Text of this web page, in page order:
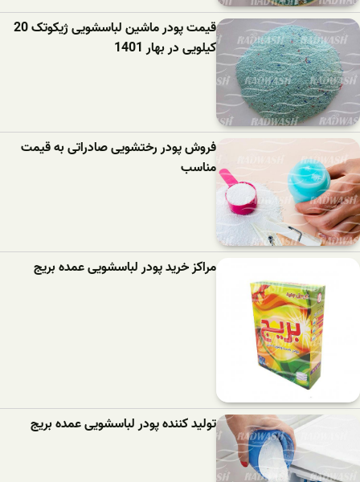
قیمت پودر ماشین لباسشویی ژیکوتک 20
کیلویی در بهار 1401
فروش پودر رختشویی صادراتی به قیمت
مناسب
مراکز خرید پودر لباسشویی عمده بریج
تولید کننده پودر لباسشویی عمده بریج